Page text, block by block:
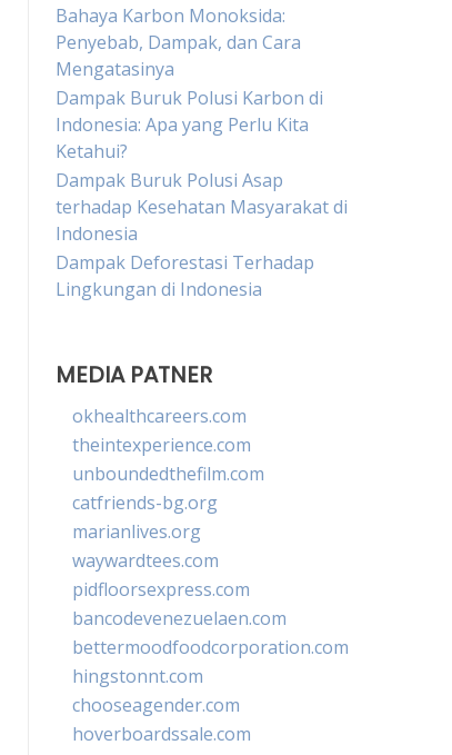
Bahaya Karbon Monoksida:
Penyebab, Dampak, dan Cara
Mengatasinya
Dampak Buruk Polusi Karbon di
Indonesia: Apa yang Perlu Kita
Ketahui?
Dampak Buruk Polusi Asap
terhadap Kesehatan Masyarakat di
Indonesia
Dampak Deforestasi Terhadap
Lingkungan di Indonesia
MEDIA PATNER
okhealthcareers.com
theintexperience.com
unboundedthefilm.com
catfriends-bg.org
marianlives.org
waywardtees.com
pidfloorsexpress.com
bancodevenezuelaen.com
bettermoodfoodcorporation.com
hingstonnt.com
chooseagender.com
hoverboardssale.com